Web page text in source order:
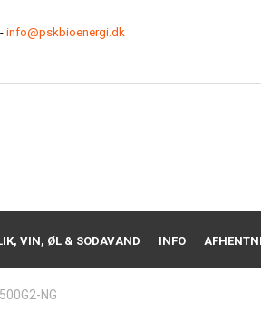
info@pskbioenergi.dk
VIN, ØL & SODAVAND INFO
NG